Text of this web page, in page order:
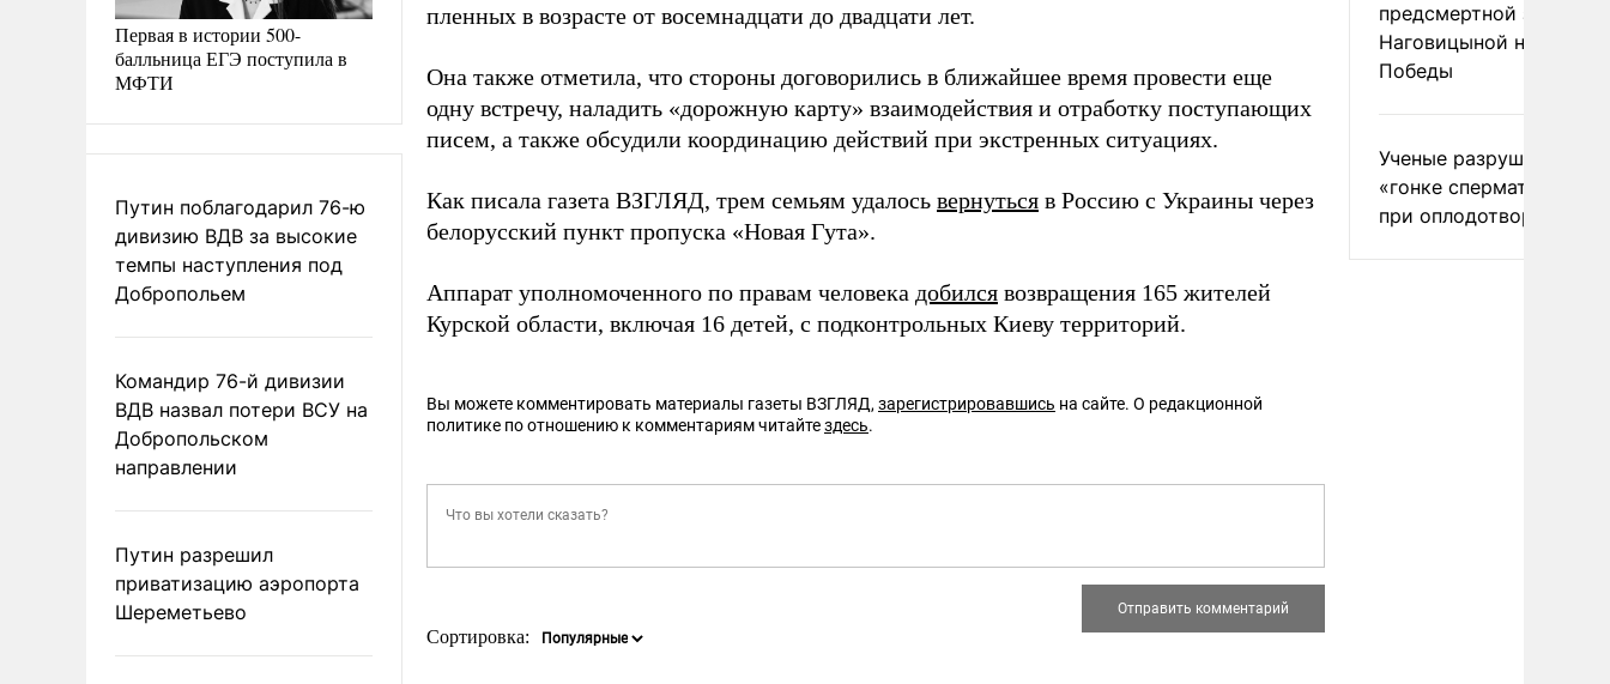
Первая в истории 500-
балльница ЕГЭ поступила в
МФТИ
Путин поблагодарил 76-ю
дивизию ВДВ за высокие
темпы наступления под
Добропольем
Командир 76-й дивизии
ВДВ назвал потери ВСУ на
Добропольском
направлении
Путин разрешил
приватизацию аэропорта
Шереметьево
пленных в возрасте от восемнадцати до двадцати лет.
Она также отметила, что стороны договорились в ближайшее время провести еще
одну встречу, наладить «дорожную карту» взаимодействия и отработку поступающих
писем, а также обсудили координацию действий при экстренных ситуациях.
Как писала газета ВЗГЛЯД, трем семьям удалось вернуться в Россию с Украины через
белорусский пункт пропуска «Новая Гута».
Аппарат уполномоченного по правам человека добился возвращения 165 жителей
Курской области, включая 16 детей, с подконтрольных Киеву территорий.
Вы можете комментировать материалы газеты ВЗГЛЯД, зарегистрировавшись на сайте. О редакционной
политике по отношению к комментариям читайтездесь.
Сортировка:
предсмертной записки
Наговицыной на пике
Победы
Ученые разрушили миф
«гонке
при оплодотворении